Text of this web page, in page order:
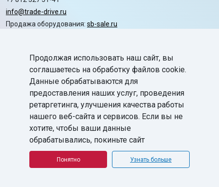
info@trade-drive.ru
Продажа оборудования: sb-sale.ru
Автоматизацияchevron_right
Маркировкаchevron_right
Поддержкаchevron_right
База знанийchevron_right
ГК «СофтБаланс» 2008-2026
Все права защищены.
Политика в отношении обработки персональных данных
Продолжая использовать наш сайт, вы
соглашаетесь на обработку файлов cookie.
Данные обрабатываются для
предоставления наших услуг, проведения
ретаргетинга, улучшения качества работы
нашего веб-сайта и сервисов. Если вы не
хотите, чтобы ваши данные
обрабатывались, покиньте сайт
Понятно Узнать больше